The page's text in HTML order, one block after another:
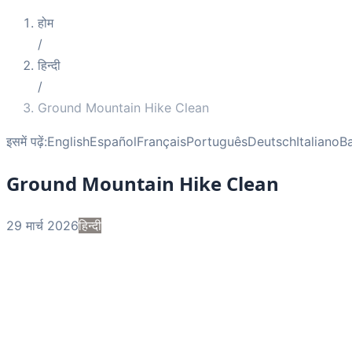
होम
/
हिन्दी
/
Ground Mountain Hike Clean
इसमें पढ़ें:EnglishEspañolFrançaisPortuguêsDeutschItaliano
Ground Mountain Hike Clean
29 मार्च 2026हिन्दी